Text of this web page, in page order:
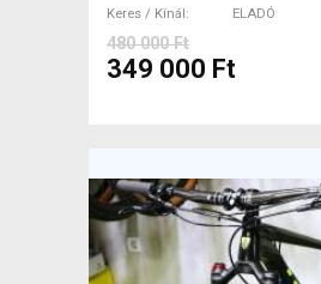
Keres / Kínál
ELADÓ
480 000 Ft
349 000 Ft